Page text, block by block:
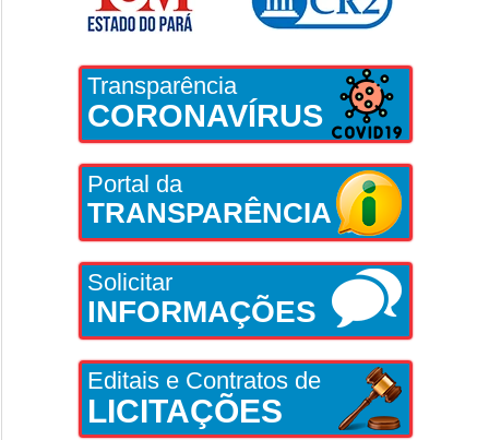
Transparência
CORONAVÍRUS
Portal da
TRANSPARÊNCIA
Solicitar
INFORMAÇÕES
Editais e Contratos de
LICITAÇÕES